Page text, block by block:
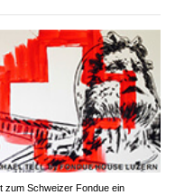
zum Schweizer Fondue ein